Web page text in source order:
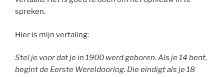
spreken.
Hier is mijn vertaling:
Stel je voor dat je in 1900 werd geboren. Als je 14 bent,
begint de Eerste Wereldoorlog. Die eindigt als je 18